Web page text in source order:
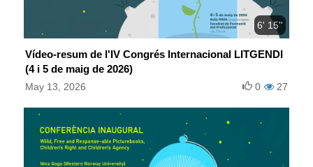
6' 15''
Vídeo-resum de l'IV Congrés Internacional LITGENDI
(4 i 5 de maig de 2026)
May 13, 2026 27
0